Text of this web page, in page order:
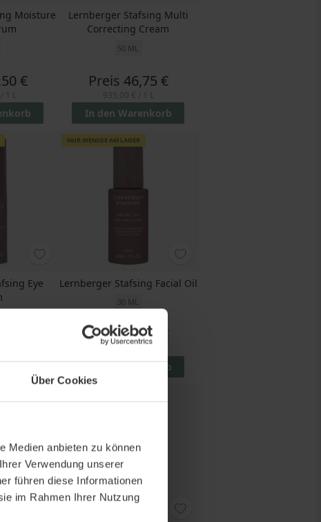
Über Cookies
Medien anbieten zu können
Verwendung unserer
führen diese Informationen
im Rahmen Ihrer Nutzung
Moisture
€
Lernberger Stafsing Multi
Correcting Cream
50 ML
Preis 46,75 €
In den Warenkorb
Eye
NUR WENIGE AM LAGER
Lernberger Stafsing Facial Oil
30 ML
Preis57,50 €
1.916,67 €
In den Warenkorb